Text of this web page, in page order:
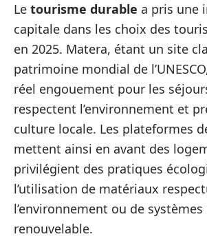
Le tourisme durable a pris une
capitale dans les choix des
en 2025. Matera, étant un site
patrimoine mondial de
réel engouement pour les
respectent l’environnement et
culture locale. Les plateformes
mettent ainsi en avant des
privilégient des pratiques
l’utilisation de matériaux
l’environnement ou de systèmes
renouvelable.